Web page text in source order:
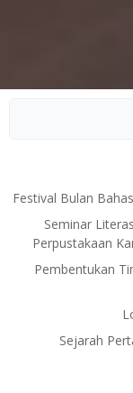
Festival Bulan
Seminar
Perpustakaan
Pembentukan
Sejarah